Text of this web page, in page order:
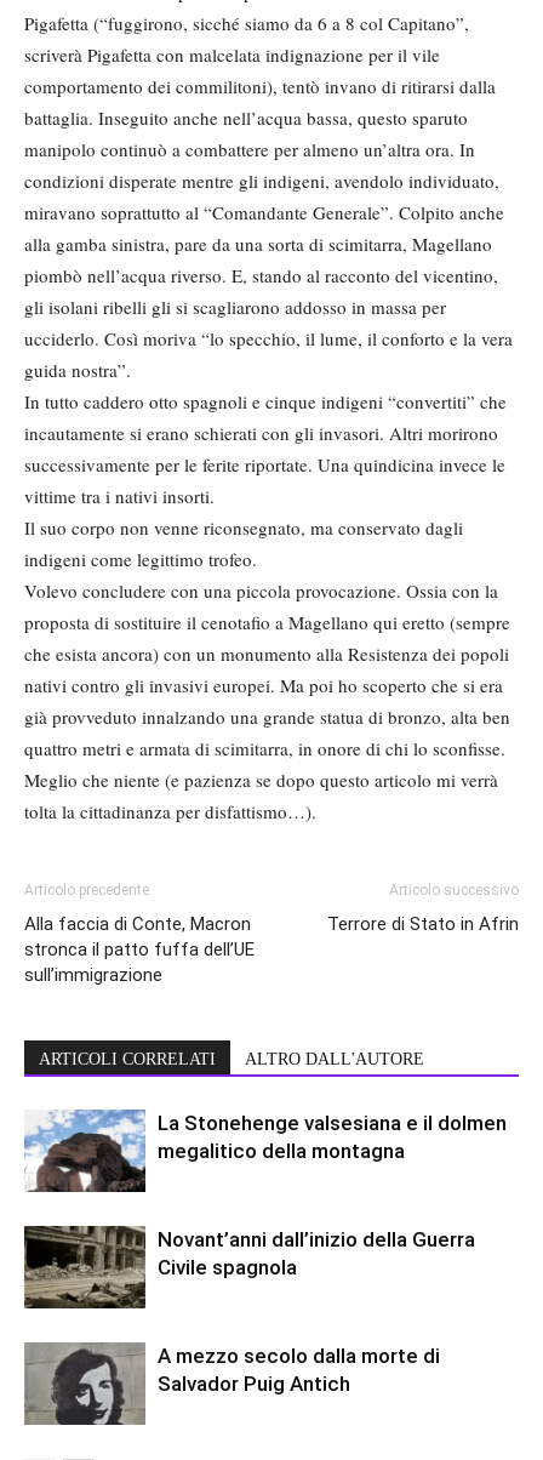
Pigafetta (“fuggirono, sicché siamo da 6 a 8 col Capitano”,
scriverà Pigafetta con malcelata indignazione per il vile
comportamento dei commilitoni), tentò invano di ritirarsi dalla
battaglia. Inseguito anche nell’acqua bassa, questo sparuto
manipolo continuò a combattere per almeno un’altra ora. In
condizioni disperate mentre gli indigeni, avendolo individuato,
miravano soprattutto al “Comandante Generale”. Colpito anche
alla gamba sinistra, pare da una sorta di scimitarra, Magellano
piombò nell’acqua riverso. E, stando al racconto del vicentino,
gli isolani ribelli gli si scagliarono addosso in massa per
ucciderlo. Così moriva “lo specchio, il lume, il conforto e la vera
guida nostra”.
In tutto caddero otto spagnoli e cinque indigeni “convertiti” che
incautamente si erano schierati con gli invasori. Altri morirono
successivamente per le ferite riportate. Una quindicina invece le
vittime tra i nativi insorti.
Il suo corpo non venne riconsegnato, ma conservato dagli
indigeni come legittimo trofeo.
Volevo concludere con una piccola provocazione. Ossia con la
proposta di sostituire il cenotafio a Magellano qui eretto (sempre
che esista ancora) con un monumento alla Resistenza dei popoli
nativi contro gli invasivi europei. Ma poi ho scoperto che si era
già provveduto innalzando una grande statua di bronzo, alta ben
quattro metri e armata di scimitarra, in onore di chi lo sconfisse.
Meglio che niente (e pazienza se dopo questo articolo mi verrà
tolta la cittadinanza per disfattismo…).
Articolo precedente
Alla faccia di Conte, Macron
stronca il patto fuffa dell’UE
sull’immigrazione
Articolo successivo
Terrore di Stato in Afrin
ARTICOLI CORRELATI ALTRO DALL'AUTORE
La Stonehenge valsesiana e il dolmen
megalitico della montagna
Novant’anni dall’inizio della Guerra
Civile spagnola
A mezzo secolo dalla morte di
Salvador Puig Antich